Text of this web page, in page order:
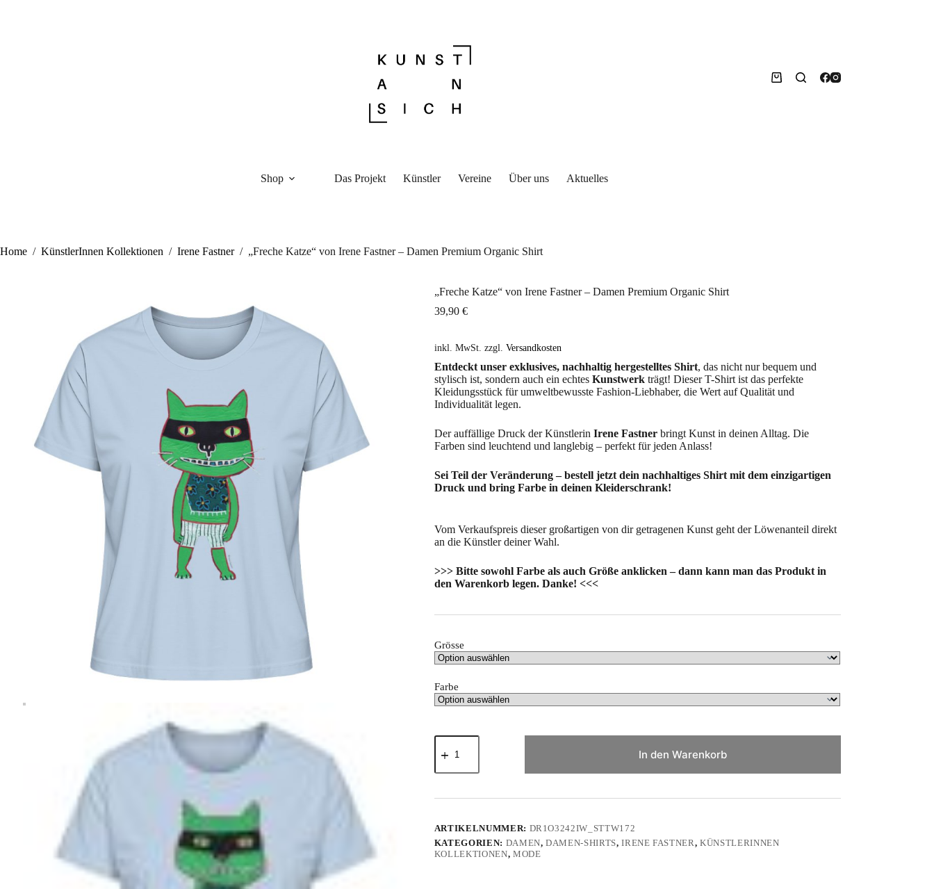
Warenkorb
Shop Das Projekt Künstler Vereine Über uns Aktuelles
Home / KünstlerInnen Kollektionen / Irene Fastner / „Freche Katze“ von Irene Fastner – Damen Premium Organic Shirt
„Freche Katze“ von Irene Fastner – Damen Premium Organic Shirt
39,90 €
inkl. MwSt. zzgl. Versandkosten
Entdeckt unser exklusives, nachhaltig hergestelltes Shirt, das nicht nur bequem und
stylisch ist, sondern auch ein echtes Kunstwerkträgt! Dieser T-Shirt ist das perfekte
Kleidungsstück für umweltbewusste Fashion-Liebhaber, die Wert auf Qualität und
Individualität legen.
Der auffällige Druck der Künstlerin Irene Fastnerbringt Kunst in deinen Alltag. Die
Farben sind leuchtend und langlebig – perfekt für jeden Anlass!
Sei Teil der Veränderung – bestell jetzt dein nachhaltiges Shirt mit dem einzigartigen
Druck und bring Farbe in deinen Kleiderschrank!
Vom Verkaufspreis dieser großartigen von dir getragenen Kunst geht der Löwenanteil direkt
an die Künstler deiner Wahl.
>>> Bitte sowohl Farbe als auch Größe anklicken – dann kann man das Produkt in
den Warenkorb legen. Danke! <<<
Grösse
Farbe
"Freche
Katze"
Irene
-
Premium
Organic
Shirt
Menge
In den Warenkorb
ARTIKELNUMMER: DR1O3242IW_STTW172
KATEGORIEN: DAMEN,DAMEN-SHIRTS,IRENE FASTNER,KÜNSTLERINNEN
KOLLEKTIONEN, MODE